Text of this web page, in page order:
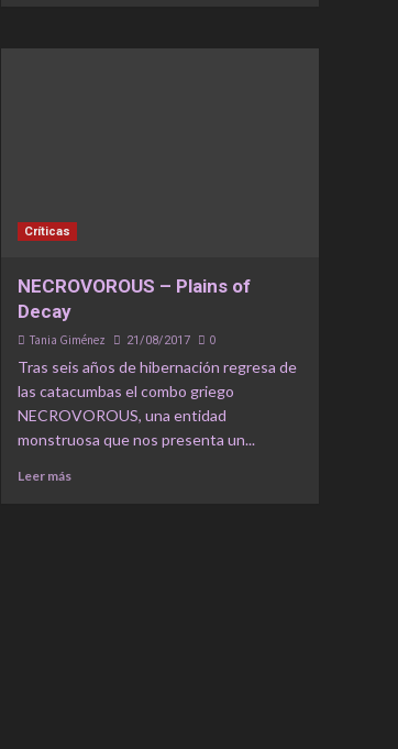
Críticas
NECROVOROUS – Plains of
Decay
Tania Giménez 21/08/2017 0
Tras seis años de hibernación regresa de
las catacumbas el combo griego
NECROVOROUS, una entidad
monstruosa que nos presenta un...
Leer más